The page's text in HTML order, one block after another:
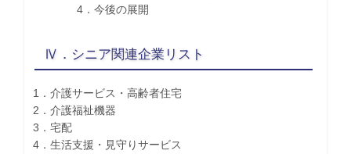
4．今後の展開
Ⅳ．シニア関連企業リスト
1．介護サービス・高齢者住宅
2．介護福祉機器
3．宅配
4．生活支援・見守りサービス